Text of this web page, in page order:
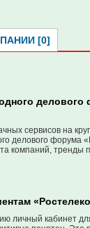
[0]
сервисов на
делового
компаний,
личный кабинет